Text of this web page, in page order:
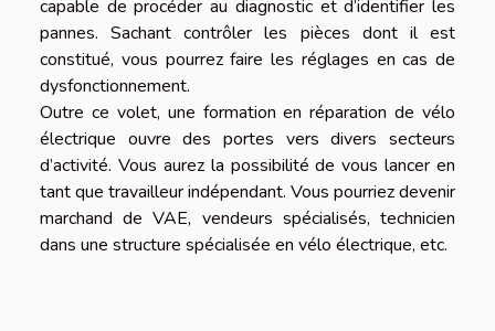
capable de procéder au diagnostic et d’identifier les
pannes. Sachant contrôler les pièces dont il est
constitué, vous pourrez faire les réglages en cas de
dysfonctionnement.
Outre ce volet, une formation en réparation de vélo
électrique ouvre des portes vers divers secteurs
d’activité. Vous aurez la possibilité de vous lancer en
tant que travailleur indépendant. Vous pourriez devenir
marchand de VAE, vendeurs spécialisés, technicien
dans une structure spécialisée en vélo électrique, etc.